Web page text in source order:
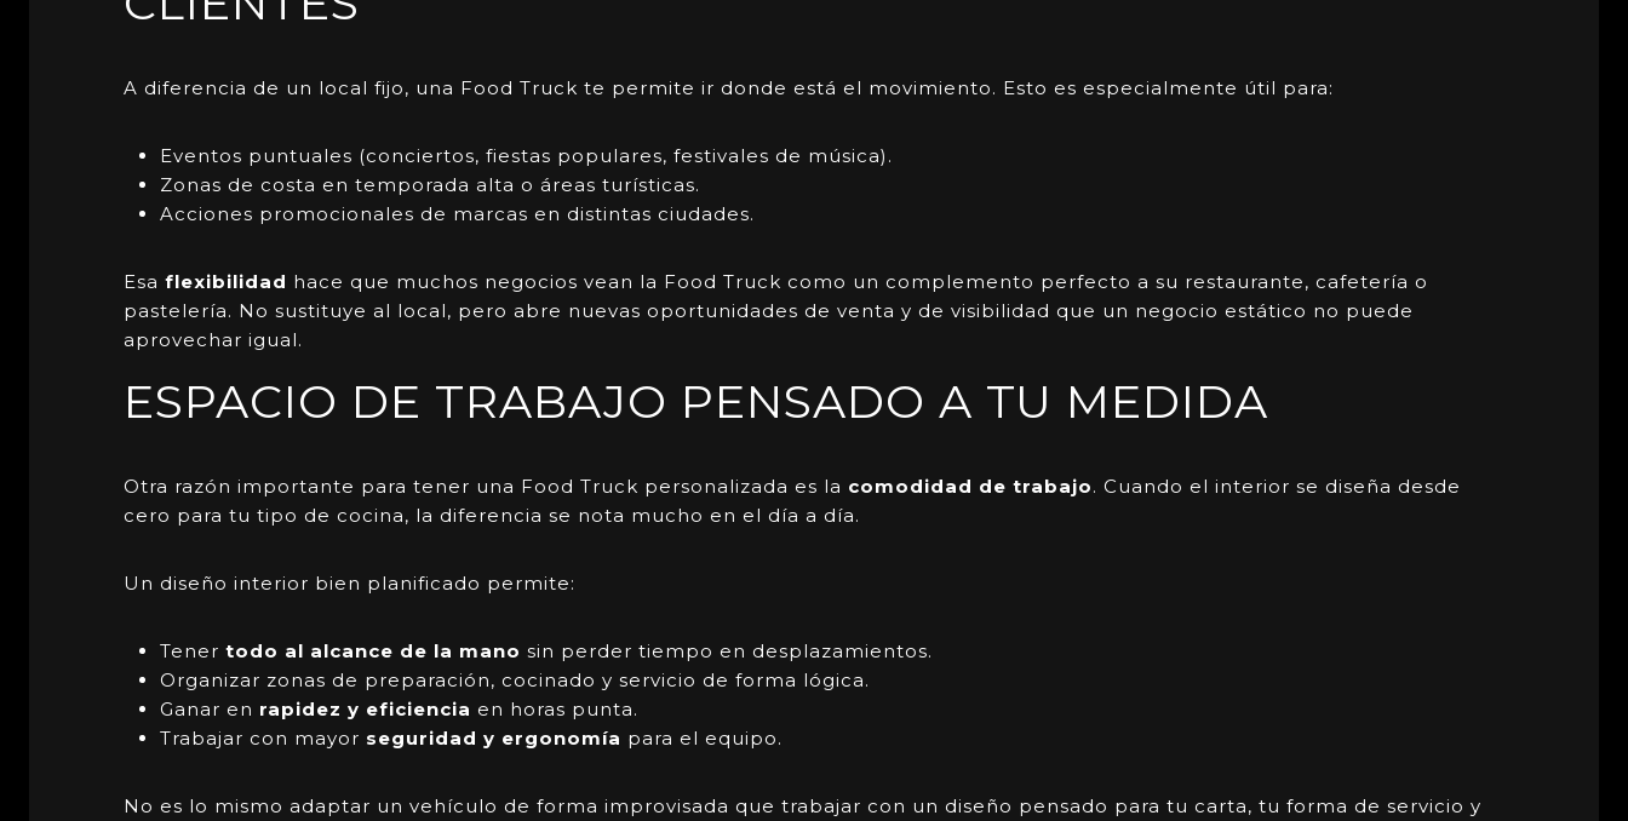
A diferencia de un local fijo, una Food Truck te permite ir donde está el movimiento. Esto es especialmente útil para:
Eventos puntuales (conciertos, fiestas populares, festivales de música).
Zonas de costa en temporada alta o áreas turísticas.
Acciones promocionales de marcas en distintas ciudades.
Esa flexibilidad hace que muchos negocios vean la Food Truck como un complemento perfecto a su restaurante, cafetería o
pastelería. No sustituye al local, pero abre nuevas oportunidades de venta y de visibilidad que un negocio estático no puede
aprovechar igual.
ESPACIO DE TRABAJO PENSADO A TU MEDIDA
Otra razón importante para tener una Food Truck personalizada es la comodidad de trabajo. Cuando el interior se diseña desde
cero para tu tipo de cocina, la diferencia se nota mucho en el día a día.
Un diseño interior bien planificado permite:
Tener todo al alcance de la mano sin perder tiempo en desplazamientos.
Organizar zonas de preparación, cocinado y servicio de forma lógica.
Ganar en rapidez y eficiencia en horas punta.
Trabajar con mayor seguridad y ergonomía para el equipo.
No es lo mismo adaptar un vehículo de forma improvisada que trabajar con un diseño pensado para tu carta, tu forma de servicio y